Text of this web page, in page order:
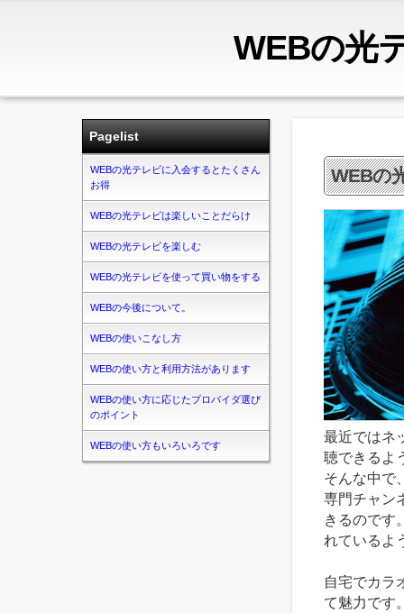
WEBの光
Pagelist
WEBの光テレビに入会するとたくさん
お得
WEBの光テレビは楽しいことだらけ
WEBの光テレビを楽しむ
WEBの光テレビを使って買い物をする
WEBの今後について。
WEBの使いこなし方
WEBの使い方と利用方法があります
WEBの使い方に応じたプロバイダ選び
のポイント
WEBの使い方もいろいろです
WEBの
最近ではネ
聴できるよ
そんな中で
専門チャン
きるのです
れているよ
自宅でカラ
て魅力です